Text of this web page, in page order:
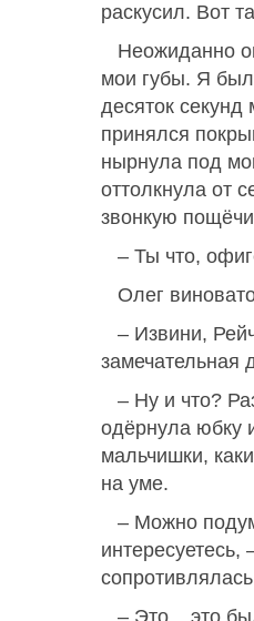
раскусил. Вот
Неожиданно
мои губы. Я
десяток
принялся
нырнула под
оттолкнула от
звонкую
– Ты что,
Олег
– Извини,
замечательная
– Ну и что?
одёрнула юбку
мальчишки,
на уме.
– Можно
– Это... это